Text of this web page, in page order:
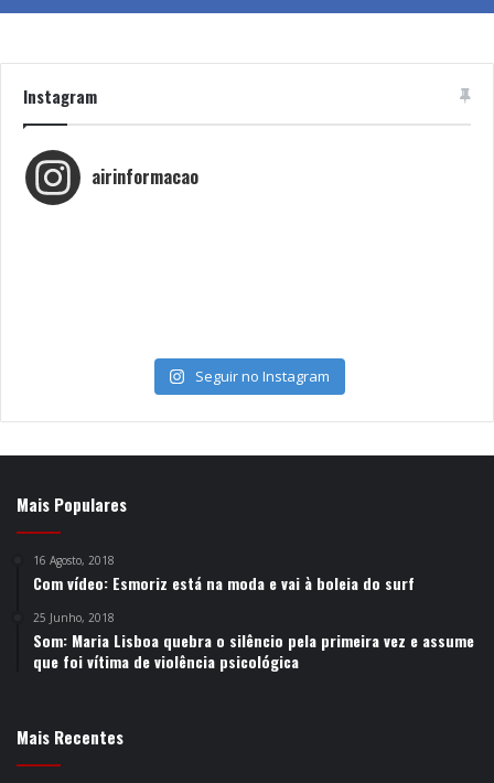
Instagram
airinformacao
Seguir no Instagram
Mais Populares
16 Agosto, 2018
Com vídeo: Esmoriz está na moda e vai à boleia do surf
25 Junho, 2018
Som: Maria Lisboa quebra o silêncio pela primeira vez e assume
que foi vítima de violência psicológica
Mais Recentes